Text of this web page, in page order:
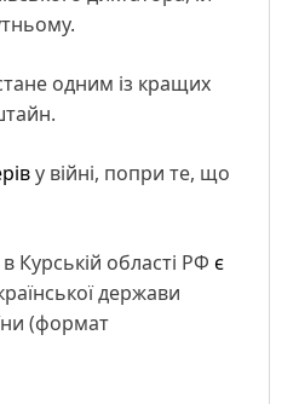
одним із кращих
у війні, попри те, що
Курській області РФ є
держави
(формат